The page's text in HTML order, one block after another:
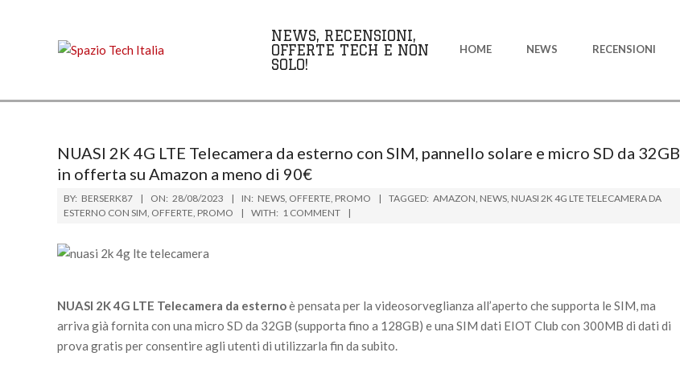
NEWS, RECENSIONI,
OFFERTE TECH E NON
SOLO!
Menu
HOME NEWS RECENSIONI
NUASI 2K 4G LTE Telecamera da esterno con SIM, pannello solare e micro SD da 32GB
in offerta su Amazon a meno di 90€
BY: BERSERK87 ON: 28/08/2023 IN: NEWS, OFFERTE, PROMO TAGGED: AMAZON, NEWS, NUASI 2K 4G LTE TELECAMERA DA
ESTERNO CON SIM, OFFERTE, PROMO WITH: 1 COMMENT
NUASI 2K 4G LTE Telecamera da esternoè pensata per la videosorveglianza all’aperto che supporta le SIM, ma
arriva già fornita con una micro SD da 32GB (supporta fino a 128GB) e una SIM dati EIOT Club con 300MB di dati di
prova gratis per consentire agli utenti di utilizzarla fin da subito.